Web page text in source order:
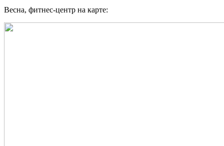
Весна, фитнес-центр на карте: